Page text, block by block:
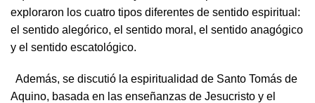
exploraron los cuatro tipos diferentes de sentido espiritual:
el sentido alegórico, el sentido moral, el sentido anagógico
y el sentido escatológico.
Además, se discutió la espiritualidad de Santo Tomás de
Aquino, basada en las enseñanzas de Jesucristo y el